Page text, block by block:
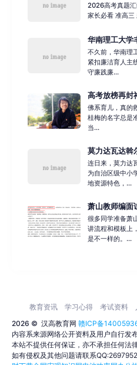
2026高考真题
家长必看 准高三
华南理工大学
不久前，华南理
紧扣廉洁育人主
守廉践廉...
高考放榜再封
佛系育儿，真的
桂梅的名字总是
当...
莫力达瓦达斡
连日来，莫力达
为自治区级中小
地资源特色，...
萧山教师编面
很多同学准备萧
讲流程和模板上
是不一样的。...
2026 © 汉高教育网 赣ICP备
内容系来源网络公开资料及用户自行发
本站不提供任何保证，亦不承担任何法律
如有侵权及其他问题请联系
教育资讯 学习心得 考试资料